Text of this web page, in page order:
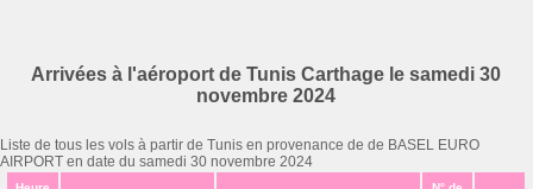
Arrivées à l'aéroport de Tunis Carthage le samedi 30
novembre 2024
Liste de tous les vols à partir de Tunis en provenance de de BASEL EURO
AIRPORT en date du samedi 30 novembre 2024